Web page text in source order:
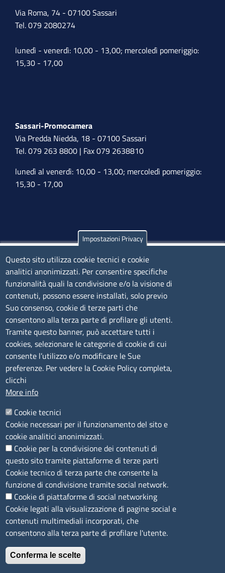
Via Roma, 74 - 07100 Sassari
Tel. 079 2080274
lunedì - venerdì: 10,00 - 13,00; mercoledì pomeriggio:
15,30 - 17,00
Sassari-Promocamera
Via Predda Niedda, 18 - 07100 Sassari
Tel. 079 263 8800 | Fax 079 2638810
lunedì al venerdì: 10,00 - 13,00; mercoledì pomeriggio:
15,30 - 17,00
Olbia
Via Nanni 43 - 07026 Olbia
Tel. 0789 66122 | 0789 69580
mail:ufficio.olbia@ss.camcom.it
lunedì al venerdì: 9,00 - 12,00; lunedì pomeriggio: 16,00
- 17,00
CONTATTI
Camera di Commercio, Industria, Artigianato e
Agricoltura di Sassari
P.IVA01047570906
Codice Fiscale 80000930901
Codice Univoco per le fatture elettroniche
LINK UTILI
Segnalazione di illecito
Amministrazione Trasparente
Accesso riservato
Mappa del sito
Impostazioni Privacy
Questo sito utilizza cookie tecnici e cookie
analitici anonimizzati. Per consentire specifiche
funzionalità quali la condivisione e/o la visione di
contenuti, possono essere installati, solo previo
Suo consenso, cookie di terze parti che
consentono alla terza parte di profilare gli utenti.
Tramite questo banner, può accettare tutti i
cookies, selezionare le categorie di cookie di cui
consente l’utilizzo e/o modificare le Sue
preferenze. Per vedere la Cookie Policy completa,
clicchi
More info
Cookie tecnici
Cookie necessari per il funzionamento del sito e
cookie analitici anonimizzati.
Cookie per la condivisione dei contenuti di
questo sito tramite piattaforme di terze parti
Cookie tecnico di terza parte che consente la
funzione di condivisione tramite social network.
Cookie di piattaforme di social networking
Cookie legati alla visualizzazione di pagine social e
contenuti multimediali incorporati, che
consentono alla terza parte di profilare l'utente.
Conferma le scelte